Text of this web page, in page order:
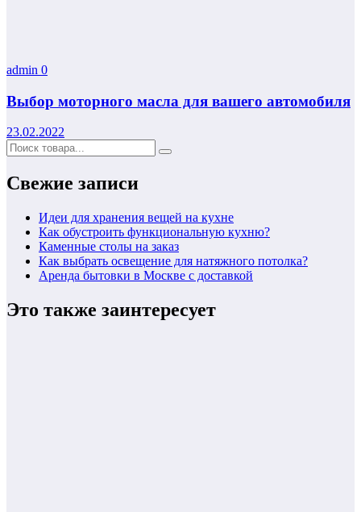
admin 0
Выбор моторного масла для вашего автомобиля
23.02.2022
Свежие записи
Идеи для хранения вещей на кухне
Как обустроить функциональную кухню?
Каменные столы на заказ
Как выбрать освещение для натяжного потолка?
Аренда бытовки в Москве с доставкой
Это также заинтересует